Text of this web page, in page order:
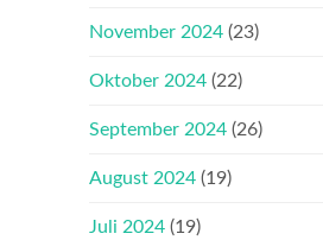
November 2024 (23)
Oktober 2024 (22)
September 2024 (26)
August 2024 (19)
Juli 2024 (19)